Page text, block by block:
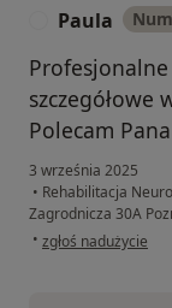
Paula
szczegółowe
Polecam
3 września 2025
• Rehabilitacja
Zagrodnicza 30A
• w opinii użytkownika
zgłoś nadużycie